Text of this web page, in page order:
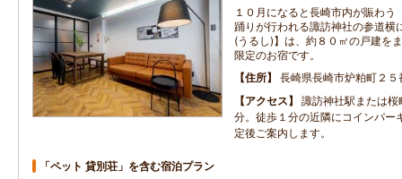
１０月になると長崎市内が賑わう
踊りが行われる諏訪神社の参道横
(うるし)】は、約８０㎡の戸建を
限定のお宿です。
住所
長崎県長崎市炉粕町２５
アクセス
諏訪神社駅または
分。徒歩１分の近隣にコインパー
定後ご案内します。
「ペット 貸別荘」を含む宿泊プラン